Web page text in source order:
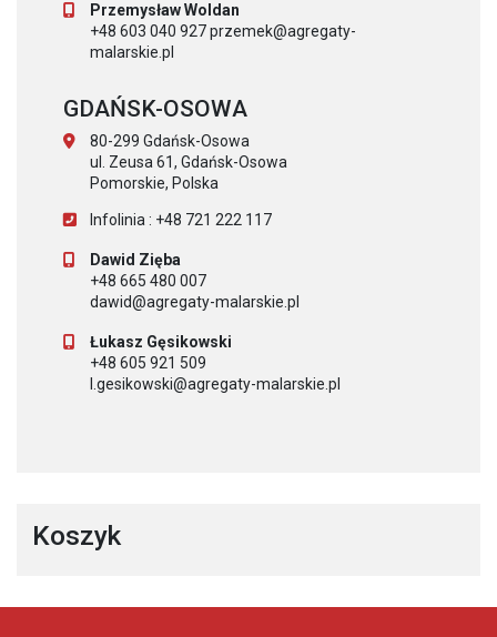
Przemysław Woldan
+48 603 040 927 przemek@agregaty-
malarskie.pl
GDAŃSK-OSOWA
80-299 Gdańsk-Osowa
ul. Zeusa 61, Gdańsk-Osowa
Pomorskie, Polska
Infolinia : +48 721 222 117
Dawid Zięba
+48 665 480 007
dawid@agregaty-malarskie.pl
Łukasz Gęsikowski
+48 605 921 509
l.gesikowski@agregaty-malarskie.pl
Koszyk